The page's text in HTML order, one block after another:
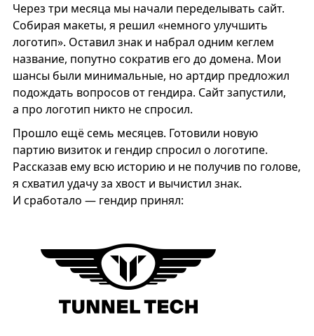
Через три месяца мы начали переделывать сайт.
Собирая макеты, я решил «немного улучшить
логотип». Оставил знак и набрал одним кеглем
название, попутно сократив его до домена. Мои
шансы были минимальные, но артдир предложил
подождать вопросов от гендира. Сайт запустили,
а про логотип никто не спросил.
Прошло ещё семь месяцев. Готовили новую
партию визиток и гендир спросил о логотипе.
Рассказав ему всю историю и не получив по голове,
я схватил удачу за хвост и вычистил знак.
И сработало — гендир принял: